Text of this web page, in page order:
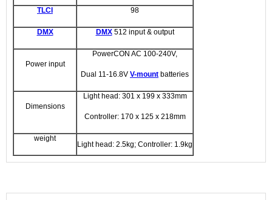
TLCI 98
DMX DMX512 input & output
Power input
PowerCON AC 100-240V,
Dual 11-16.8V V-mount batteries
Dimensions
Light head: 301 x 199 x 333mm
Controller: 170 x 125 x 218mm
weight
Light head: 2.5kg; Controller: 1.9kg